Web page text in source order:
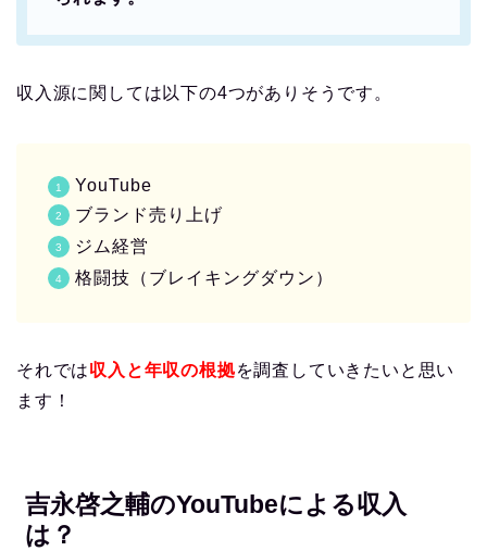
収入源に関しては以下の4つがありそうです。
YouTube
ブランド売り上げ
ジム経営
格闘技（ブレイキングダウン）
それでは収入と年収の根拠を調査していきたいと思い
ます！
吉永啓之輔のYouTubeによる収入
は？